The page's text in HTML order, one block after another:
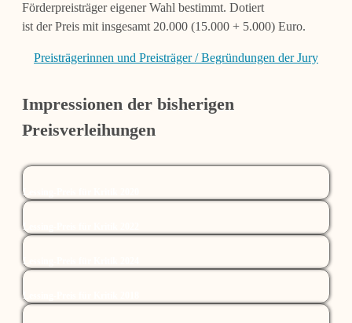
Förderpreisträger eigener Wahl bestimmt. Dotiert
ist der Preis mit insgesamt 20.000 (15.000 + 5.000) Euro.
Preisträgerinnen und Preisträger / Begründungen der Jury
Impressionen der bisherigen
Preisverleihungen
Lessing-Preis für Kritik 2020
Lessing-Preis für Kritik 2022
Lessing-Preis für Kritik 2024
Lessing-Preis für Kritik 2018